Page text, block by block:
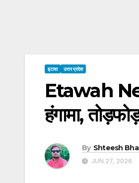
इटावा उत्तर प्रदेश
Etawah
हंगामा,
By Shteesh
JUN 27, 2026